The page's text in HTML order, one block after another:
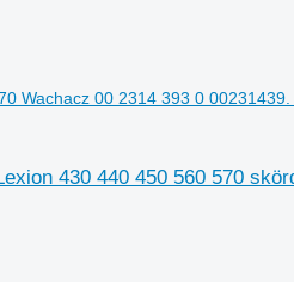
Wachacz 00 2314 393 0
430 440 450 560 570